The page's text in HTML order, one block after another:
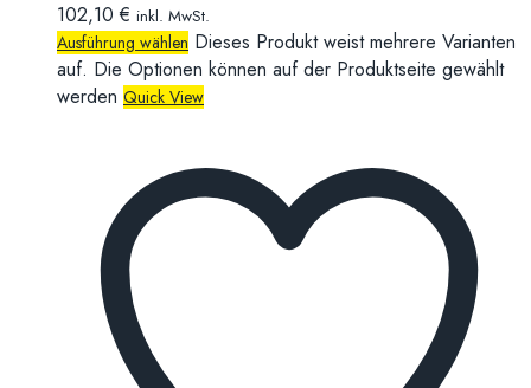
102,10€ inkl. MwSt.
Ausführung wählen Dieses Produkt weist mehrere Varianten
auf. Die Optionen können auf der Produktseite gewählt
werden Quick View